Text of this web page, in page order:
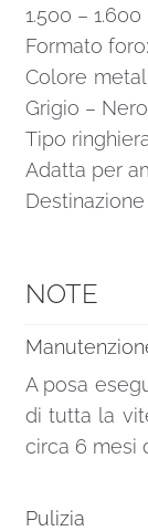
1.500 –
Formato
Colore
Grigio –
Tipo
Adatta per
NOTE
A posa
di tutta la
circa 6 mesi
Pulizia